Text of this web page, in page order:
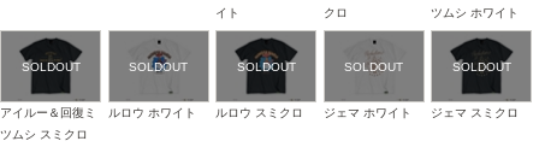
イト
クロ
ツムシ ホワイト
アイルー＆回復ミ
ツムシ スミクロ
ルロウ ホワイト ルロウ スミクロ ジェマ ホワイト ジェマ スミクロ